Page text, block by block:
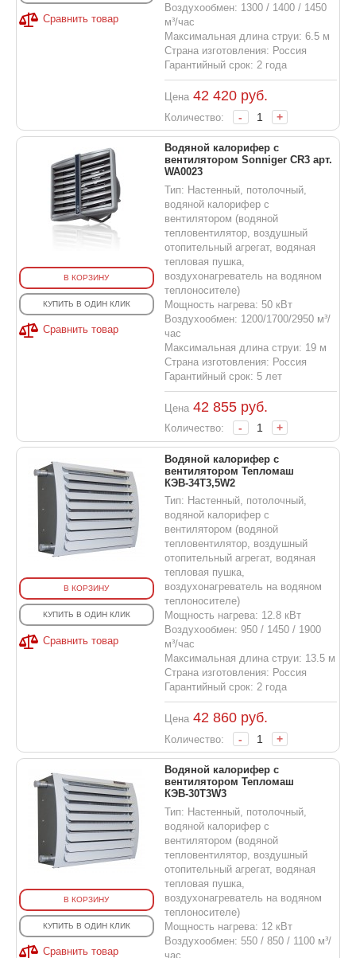
Сравнить товар
Воздухообмен: 1300 / 1400 / 1450
м³/час
Максимальная длина струи: 6.5 м
Страна изготовления: Россия
Гарантийный срок: 2 года
Цена 42 420руб.
Количество: - +
В КОРЗИНУ
КУПИТЬ В ОДИН КЛИК
Сравнить товар
Водяной калорифер с
вентилятором Sonniger CR3 арт.
WA0023
Тип: Настенный, потолочный,
водяной калорифер с
вентилятором (водяной
тепловентилятор, воздушный
отопительный агрегат, водяная
тепловая пушка,
воздухонагреватель на водяном
теплоносителе)
Мощность нагрева: 50 кВт
Воздухообмен: 1200/1700/2950 м³/
час
Максимальная длина струи: 19 м
Страна изготовления: Россия
Гарантийный срок: 5 лет
Цена 42 855руб.
Количество: - +
В КОРЗИНУ
КУПИТЬ В ОДИН КЛИК
Сравнить товар
Водяной калорифер с
вентилятором Тепломаш
КЭВ-34T3,5W2
Тип: Настенный, потолочный,
водяной калорифер с
вентилятором (водяной
тепловентилятор, воздушный
отопительный агрегат, водяная
тепловая пушка,
воздухонагреватель на водяном
теплоносителе)
Мощность нагрева: 12.8 кВт
Воздухообмен: 950 / 1450 / 1900
м³/час
Максимальная длина струи: 13.5 м
Страна изготовления: Россия
Гарантийный срок: 2 года
Цена 42 860руб.
Количество: - +
В КОРЗИНУ
КУПИТЬ В ОДИН КЛИК
Сравнить товар
Водяной калорифер с
вентилятором Тепломаш
КЭВ-30T3W3
Тип: Настенный, потолочный,
водяной калорифер с
вентилятором (водяной
тепловентилятор, воздушный
отопительный агрегат, водяная
тепловая пушка,
воздухонагреватель на водяном
теплоносителе)
Мощность нагрева: 12 кВт
Воздухообмен: 550 / 850 / 1100 м³/
час